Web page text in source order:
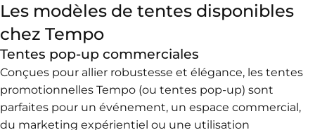
Les modèles de tentes disponibles
chez Tempo
Tentes pop-up commerciales
Conçues pour allier robustesse et élégance, les tentes
promotionnelles Tempo (ou tentes pop-up) sont
parfaites pour un événement, un espace commercial,
du marketing expérientiel ou une utilisation